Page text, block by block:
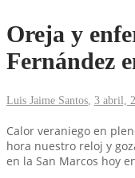
Oreja y
Fernández
Luis Jaime Santos, 3 abril,
Calor veraniego en
hora nuestro reloj y
en la San Marcos hoy